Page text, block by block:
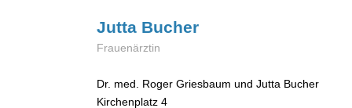
Jutta Bucher
Frauenärztin
Dr. med. Roger Griesbaum und Jutta Bucher
Kirchenplatz 4